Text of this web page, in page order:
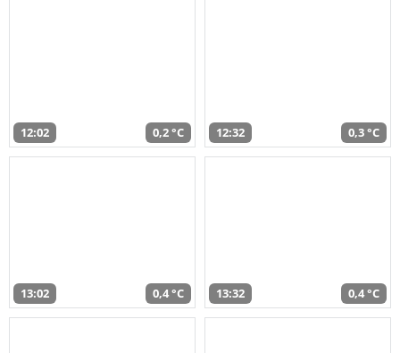
12:02 0,2 °C 12:32 0,3 °C
13:02 0,4 °C 13:32 0,4 °C